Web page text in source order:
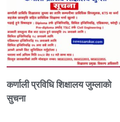
तातोपानी गाउँपालिका जुम्लाको सूचना
कर्णाली प्रविधि शिक्षालय जुम्लाको
सुचना